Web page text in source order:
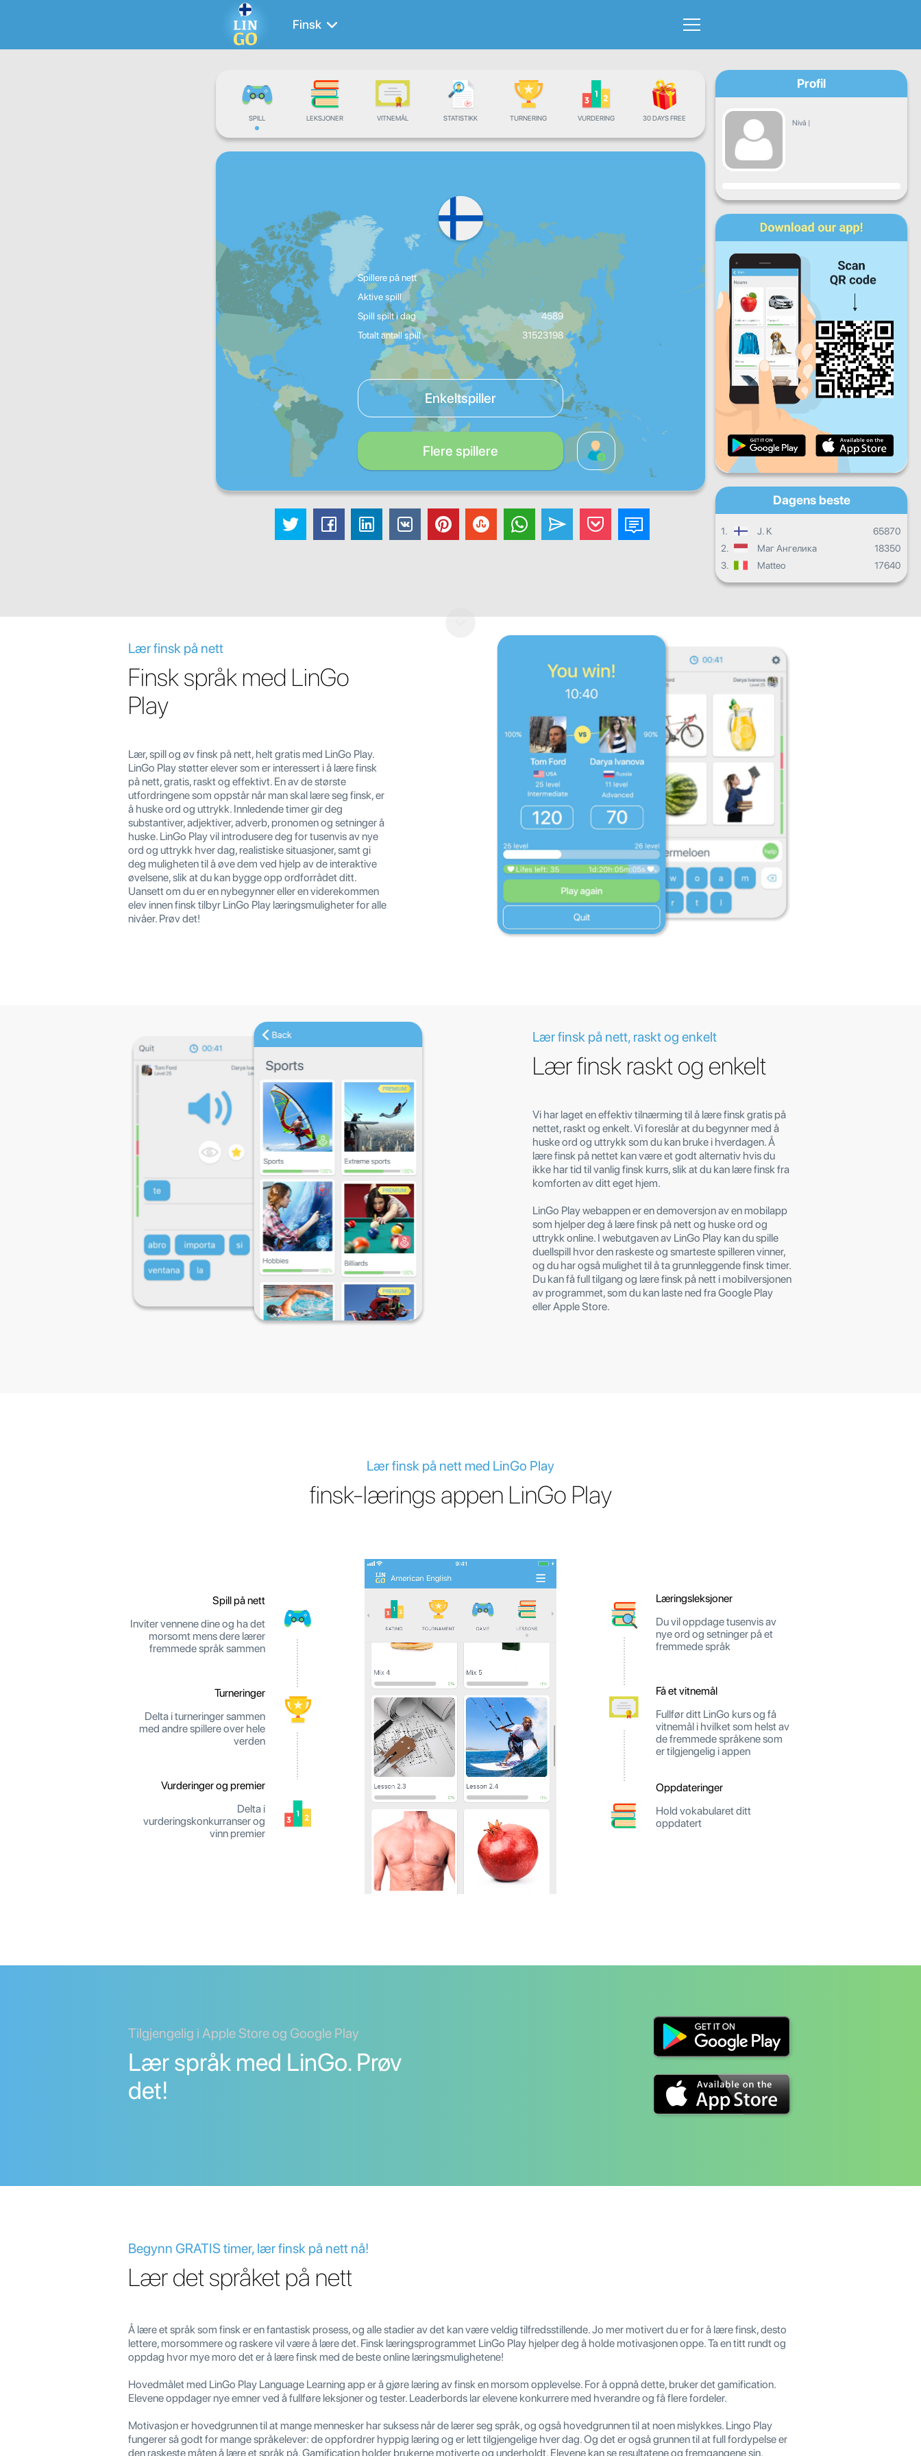
Finsk
SPILL LEKSJONER VITNEMÅL STATISTIKK TURNERING VURDERING 30 DAYS FREE
Spillere på nett
Aktive spill
Spill spilt i dag
4589
Totalt antall spill
31523198
Enkeltspiller
Flere spillere
Profil
Nivå |
Fremgang
Ma On To
Lø Sø
Daglige fremskritt
Månedlige fremskritt
Samlet fremgang
Dagens beste
1. J. K
65870
2.
Маг Ангелика
18350
3.
Matteo 17640
Lær finsk på nett
Finsk språk med LinGo
Play
Lær, spill og øv finsk på nett, helt gratis med LinGo Play.
LinGo Play støtter elever som er interessert i å lære finsk
på nett, gratis, raskt og effektivt. En av de største
utfordringene som oppstår når man skal lære seg finsk, er
å huske ord og uttrykk. Innledende timer gir deg
substantiver, adjektiver, adverb, pronomen og setninger å
huske. LinGo Play vil introdusere deg for tusenvis av nye
ord og uttrykk hver dag, realistiske situasjoner, samt gi
deg muligheten til å øve dem ved hjelp av de interaktive
øvelsene, slik at du kan bygge opp ordforrådet ditt.
Uansett om du er en nybegynner eller en viderekommen
elev innen finsk tilbyr LinGo Play læringsmuligheter for alle
nivåer. Prøv det!
Lær finsk på nett, raskt og enkelt
Lær finsk raskt og enkelt
Vi har laget en effektiv tilnærming til å lære finsk gratis på
nettet, raskt og enkelt. Vi foreslår at du begynner med å
huske ord og uttrykk som du kan bruke i hverdagen. Å
lære finsk på nettet kan være et godt alternativ hvis du
ikke har tid til vanlig finsk kurrs, slik at du kan lære finsk fra
komforten av ditt eget hjem.
LinGo Play webappen er en demoversjon av en mobilapp
som hjelper deg å lære finsk på nett og huske ord og
uttrykk online. I webutgaven av LinGo Play kan du spille
duellspill hvor den raskeste og smarteste spilleren vinner,
og du har også mulighet til å ta grunnleggende finsk timer.
Du kan få full tilgang og lære finsk på nett i mobilversjonen
av programmet, som du kan laste ned fra Google Play
eller Apple Store.
Lær finsk på nett med LinGo Play
finsk-lærings appen LinGo Play
Spill på nett
Inviter vennene dine og ha det
morsomt mens dere lærer
fremmede språk sammen
Turneringer
Delta i turneringer sammen
med andre spillere over hele
verden
Vurderinger og premier
Delta i
vurderingskonkurranser og
vinn premier
Læringsleksjoner
Du vil oppdage tusenvis av
nye ord og setninger på et
fremmede språk
Få et vitnemål
Fullfør ditt LinGo kurs og få
vitnemål i hvilket som helst av
de fremmede språkene som
er tilgjengelig i appen
Oppdateringer
Hold vokabularet ditt
oppdatert
Tilgjengelig i Apple Store og Google Play
Lær språk med LinGo. Prøv
det!
Begynn GRATIS timer, lær finsk på nett nå!
Lær det språket på nett
Å lære et språk som finsk er en fantastisk prosess, og alle stadier av det kan være veldig tilfredsstillende. Jo mer motivert du er for å lære finsk, desto
lettere, morsommere og raskere vil være å lære det. Finsk læringsprogrammet LinGo Play hjelper deg å holde motivasjonen oppe. Ta en titt rundt og
oppdag hvor mye moro det er å lære finsk med de beste online læringsmulighetene!
Hovedmålet med LinGo Play Language Learning app er å gjøre læring av finsk en morsom opplevelse. For å oppnå dette, bruker det gamification.
Elevene oppdager nye emner ved å fullføre leksjoner og tester. Leaderbords lar elevene konkurrere med hverandre og få flere fordeler.
Motivasjon er hovedgrunnen til at mange mennesker har suksess når de lærer seg språk, og også hovedgrunnen til at noen mislykkes. Lingo Play
fungerer så godt for mange språkelever: de oppfordrer hyppig læring og er lett tilgjengelige hver dag. Og det er også grunnen til at full fordypelse er
den raskeste måten å lære et språk på. Gamification holder brukerne motiverte og underholdt. Elevene kan se resultatene og fremgangene sin.